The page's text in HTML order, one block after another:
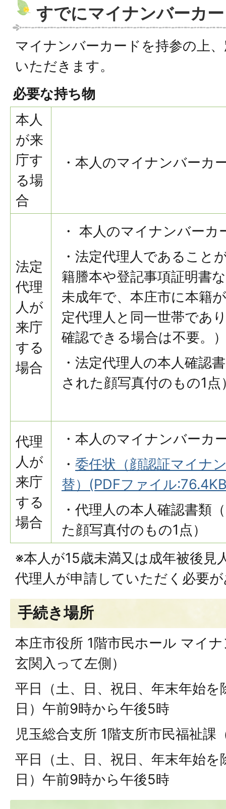
すでにマイナンバーカ
マイナンバーカードを持参の上
いただきます。
必要な持ち物
本人
が来
庁す
る場
合
・本人のマイナンバーカ
法定
代理
人が
来庁
する
場合
・ 本人のマイナンバーカ
・法定代理人であること
籍謄本や登記事項証明書
未成年で、本庄市に本籍
定代理人と同一世帯であ
確認できる場合は不要。
・法定代理人の本人確認
された顔写真付のもの1点
代理
人が
来庁
する
場合
・本人のマイナンバーカ
・ 委任状（顔認証マイナ
替）(PDFファイル
・代理人の本人確認書類
た顔写真付のもの1点）
※本人が15歳未満又は成年被後見
代理人が申請していただく必要
手続き場所
本庄市役所 1階市民ホール マイ
玄関入って左側）
平日（土、日、祝日、年末年始
日）午前9時から午後5時
児玉総合支所 1階支所市民福祉課
平日（土、日、祝日、年末年始
日）午前9時から午後5時